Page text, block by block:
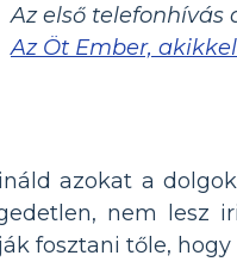
Az első telefonhívás
Az Öt Ember,
azokat a
nem lesz
fosztani tőle, hogy